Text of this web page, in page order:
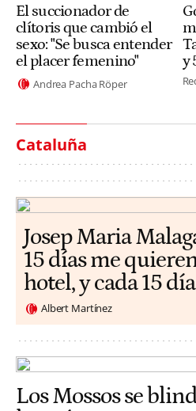
El succionador de
clítoris que cambió el
sexo: "Se busca entender
el placer femenino"
Andrea Pacha Röper
y
Cataluña
​​Josep Maria
15 días me
hotel, y cada 15
Albert Martínez
Los Mossos se